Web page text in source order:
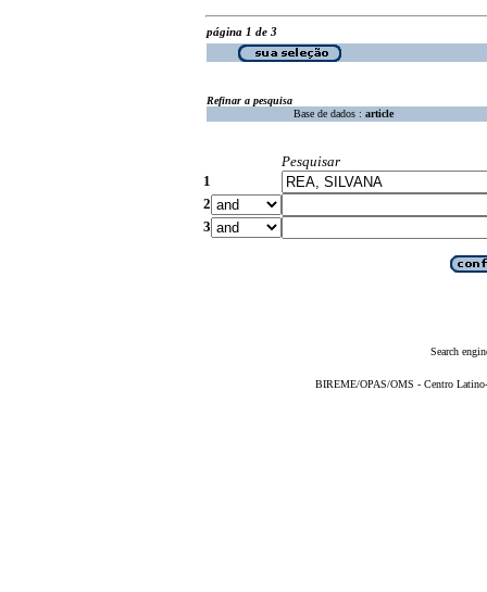
página 1 de 3
Refinar a pesquisa
Base de dados : article
Pesquisar
1
2
3
Search
BIREME/OPAS/OMS - Centro Latino-